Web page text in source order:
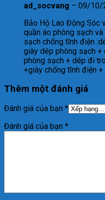
ad_socvang – 09/10/
Bảo Hộ Lao Động Sóc
quần áo phòng sạch
sạch chống tĩnh điện
giày dép phòng sạch
phòng sạch + dép đi
+giày chống tĩnh điện
Thêm một đánh giá
Đánh giá của bạn *
Đánh giá của bạn *